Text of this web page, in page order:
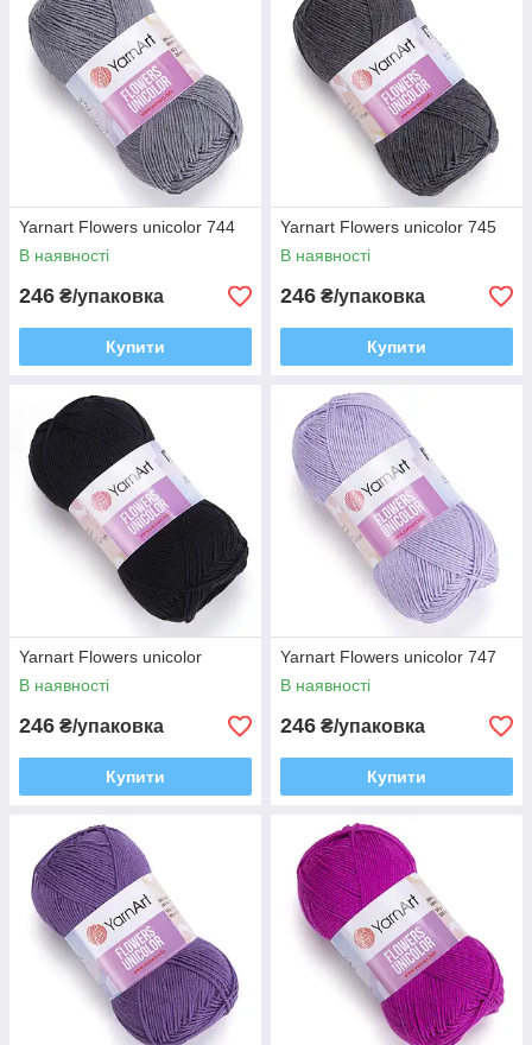
Yarnart Flowers unicolor 744
В наявності
246 ₴/упаковка
Купити
Yarnart Flowers unicolor 745
В наявності
246 ₴/упаковка
Купити
Yarnart Flowers unicolor
В наявності
246 ₴/упаковка
Купити
Yarnart Flowers unicolor 747
В наявності
246 ₴/упаковка
Купити